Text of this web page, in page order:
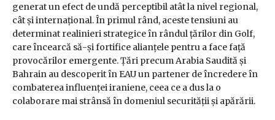
generat un efect de undă perceptibil atât la nivel regional,
cât și internațional. În primul rând, aceste tensiuni au
determinat realinieri strategice în rândul țărilor din Golf,
care încearcă să-și fortifice alianțele pentru a face față
provocărilor emergente. Țări precum Arabia Saudită și
Bahrain au descoperit în EAU un partener de încredere în
combaterea influenței iraniene, ceea ce a dus la o
colaborare mai strânsă în domeniul securității și apărării.